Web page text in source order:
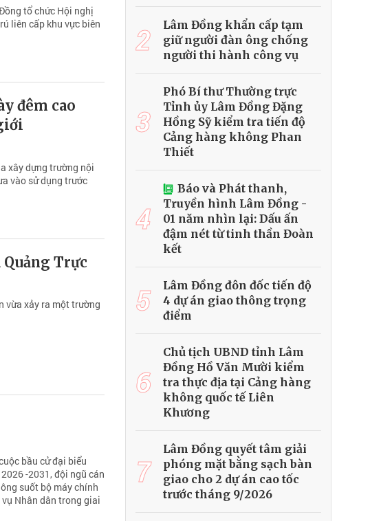
tổ chức Hội nghị
liên cấp khu vực biên
đêm cao
xây dựng trường nội
vào sử dụng trước
Trực
vừa xảy ra một trường
bầu cử đại biểu
-2031, đội ngũ cán
suốt bộ máy chính
Nhân dân trong giai
2
Lâm Đồng khẩn cấp tạm
giữ người đàn ông chống
người thi hành công vụ
3
Phó Bí thư Thường trực
Tỉnh ủy Lâm Đồng Đặng
Hồng Sỹ kiểm tra tiến độ
Cảng hàng không Phan
Thiết
4
Báo và Phát thanh,
Truyền hình Lâm Đồng -
01 năm nhìn lại: Dấu ấn
đậm nét từ tinh thần Đoàn
kết
5
Lâm Đồng đôn đốc tiến độ
4 dự án giao thông trọng
điểm
6
Chủ tịch UBND tỉnh Lâm
Đồng Hồ Văn Mười kiểm
tra thực địa tại Cảng hàng
không quốc tế Liên
Khương
7
Lâm Đồng quyết tâm giải
phóng mặt bằng sạch bàn
giao cho 2 dự án cao tốc
trước tháng 9/2026